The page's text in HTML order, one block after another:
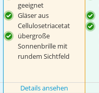
geeignet
Gläser aus
Cellulosetriacetat
übergroße
Sonnenbrille mit
rundem Sichtfeld
Details ansehen